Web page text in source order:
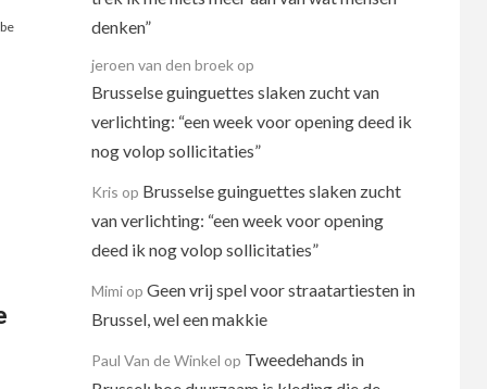
denken”
jeroen van den broekop
Brusselse guinguettes slaken zucht van
verlichting: “een week voor opening deed ik
nog volop sollicitaties”
Kris op Brusselse guinguettes slaken zucht
van verlichting: “een week voor opening
deed ik nog volop sollicitaties”
Mimiop Geen vrij spel voor straatartiesten in
Brussel, wel een makkie
Paul Van de Winkel op Tweedehands in